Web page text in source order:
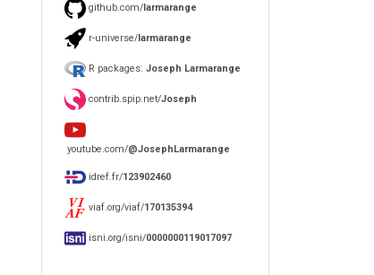
github.com/larmarange
r-universe/larmarange
R packages: Joseph Larmarange
contrib.spip.net/Joseph
youtube.com/@JosephLarmarange
idref.fr/123902460
viaf.org/viaf/170135394
isni.org/isni/0000000119017097